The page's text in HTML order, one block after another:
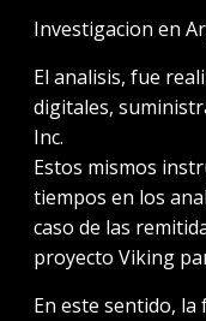
Investigacion en
El analisis, fue
digitales,
Inc.
Estos mismos
tiempos en los
caso de las
proyecto Viking
En este sentido,